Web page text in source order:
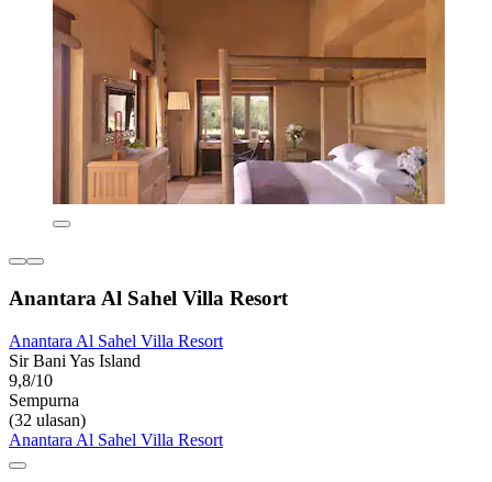
Anantara Al Sahel Villa Resort
Anantara Al Sahel Villa Resort
Sir Bani Yas Island
9,8/10
Sempurna
(32 ulasan)
Anantara Al Sahel Villa Resort